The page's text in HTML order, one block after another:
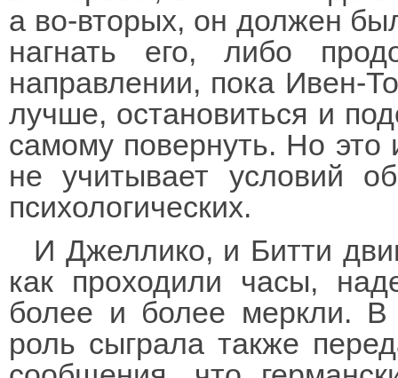
а во-вторых, он должен
нагнать его, либо
направлении, пока Ивен-
лучше, остановиться и
самому повернуть. Но
не учитывает условий
психологических.
И Джеллико, и Битти
как проходили часы,
более и более меркли. В
роль сыграла также